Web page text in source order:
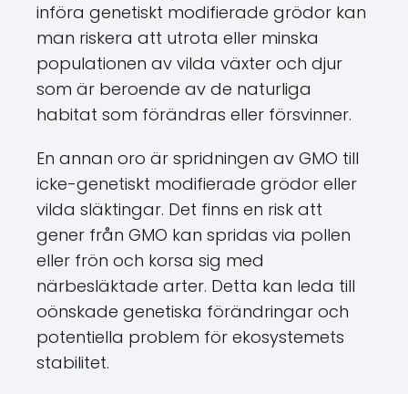
införa genetiskt modifierade grödor kan
man riskera att utrota eller minska
populationen av vilda växter och djur
som är beroende av de naturliga
habitat som förändras eller försvinner.
En annan oro är spridningen av GMO till
icke-genetiskt modifierade grödor eller
vilda släktingar. Det finns en risk att
gener från GMO kan spridas via pollen
eller frön och korsa sig med
närbesläktade arter. Detta kan leda till
oönskade genetiska förändringar och
potentiella problem för ekosystemets
stabilitet.